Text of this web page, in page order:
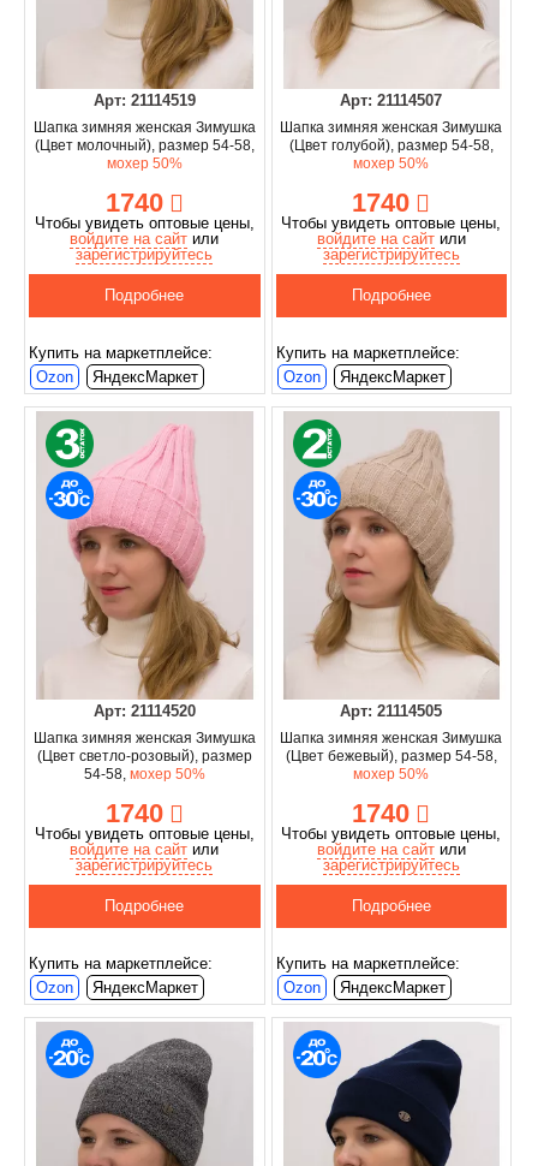
Арт: 21114519
Шапка зимняя женская Зимушка
(Цвет молочный), размер 54-58,
мохер 50%
1740
Чтобы увидеть оптовые цены,
войдите на сайт или
зарегистрируйтесь
Подробнее
Купить на маркетплейсе:
Ozon
ЯндексМаркет
Арт: 21114507
Шапка зимняя женская Зимушка
(Цвет голубой), размер 54-58,
мохер 50%
1740
Чтобы увидеть оптовые цены,
войдите на сайтили
зарегистрируйтесь
Подробнее
Купить на маркетплейсе:
Ozon
ЯндексМаркет
Арт: 21114520
Шапка зимняя женская Зимушка
(Цвет светло-розовый), размер
54-58,мохер 50%
1740
Чтобы увидеть оптовые цены,
войдите на сайт или
зарегистрируйтесь
Подробнее
Купить на маркетплейсе:
Ozon
ЯндексМаркет
Арт: 21114505
Шапка зимняя женская Зимушка
(Цвет бежевый), размер 54-58,
мохер 50%
1740
Чтобы увидеть оптовые цены,
войдите на сайтили
зарегистрируйтесь
Подробнее
Купить на маркетплейсе:
Ozon
ЯндексМаркет